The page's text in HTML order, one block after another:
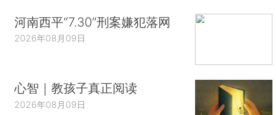
河南西平“7.30”刑案嫌犯落网
2026年08月09日
心智｜教孩子真正阅读
2026年08月09日